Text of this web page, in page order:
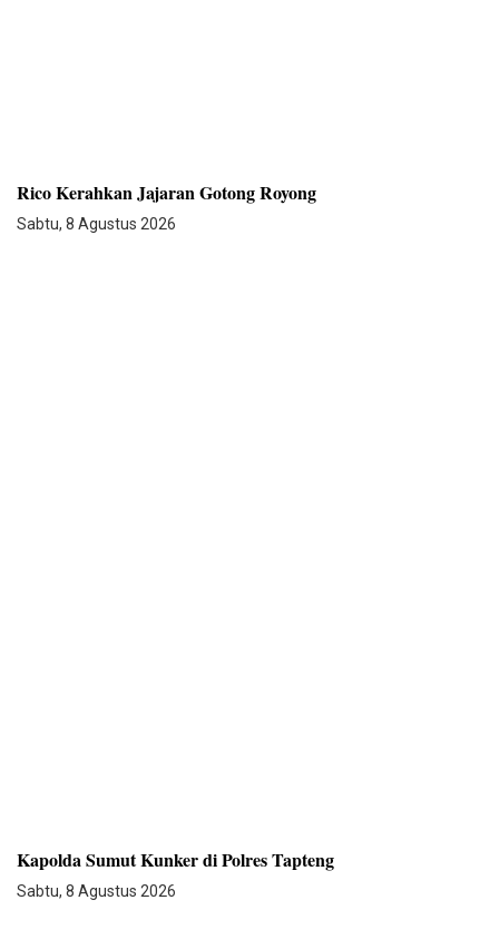
Rico Kerahkan Jajaran Gotong Royong
Sabtu, 8 Agustus 2026
Kapolda Sumut Kunker di Polres Tapteng
Sabtu, 8 Agustus 2026